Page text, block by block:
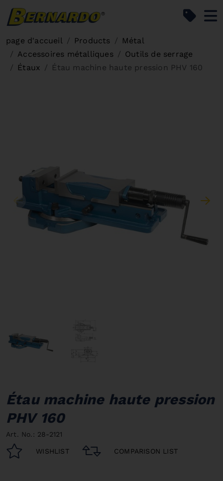
page d'accueil Products
Métal
Accessoires métalliques
Outils de serrage
Étaux
Étau machine haute pression PHV 160
Étau machine haute pression
PHV 160
Art. No.: 28-2121
WISHLIST COMPARISON LIST